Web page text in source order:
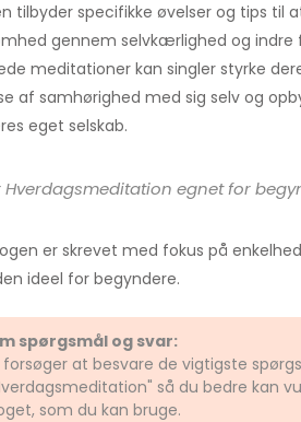
tilbyder specifikke øvelser og tips til
gennem selvkærlighed og indre
meditationer kan singler styrke
af samhørighed med sig selv og
eget selskab.
Hverdagsmeditation egnet for
er skrevet med fokus på
ideel for begyndere.
spørgsmål og svar:
forsøger at besvare de vigtigste
så du bedre kan
som du kan bruge.